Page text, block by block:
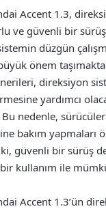
Accent 1.3,
ve güvenli bir
düzgün
önem
direksiyon
yardımcı
nedenle,
bakım yapmaları
ki, güvenli bir sürüş
kullanım ile
Accent 1.3’ün